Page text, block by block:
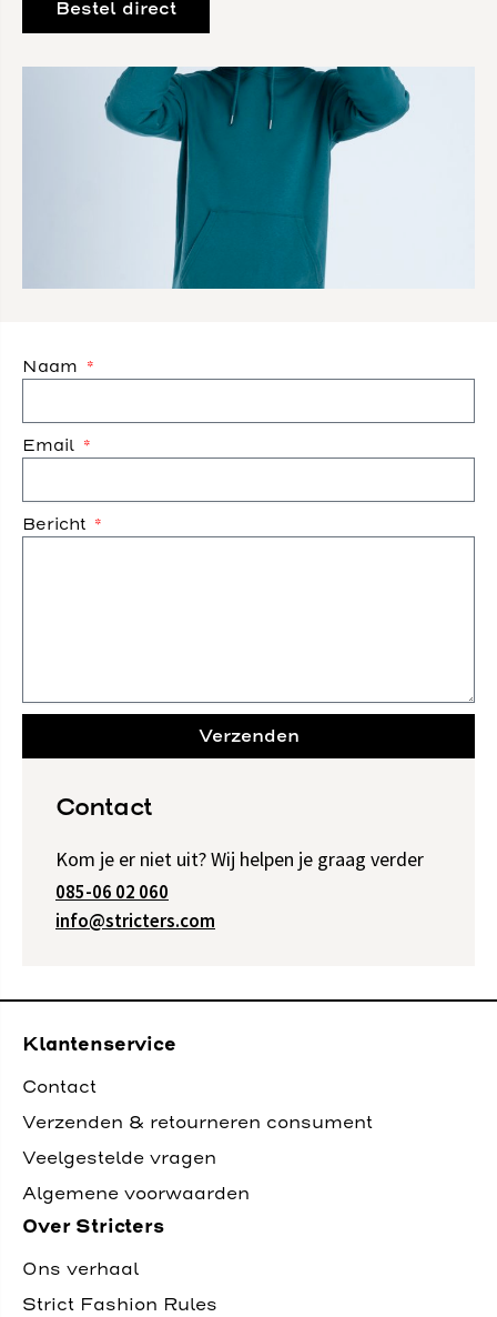
Bestel direct
Contact
Kom je er niet uit? Wij helpen je graag verder
085-06 02 060
info@stricters.com
Naam
Email
Bericht
Verzenden
Klantenservice
Contact
Verzenden & retourneren consument
Veelgestelde vragen
Algemene voorwaarden
Over Stricters
Ons verhaal
Strict Fashion Rules